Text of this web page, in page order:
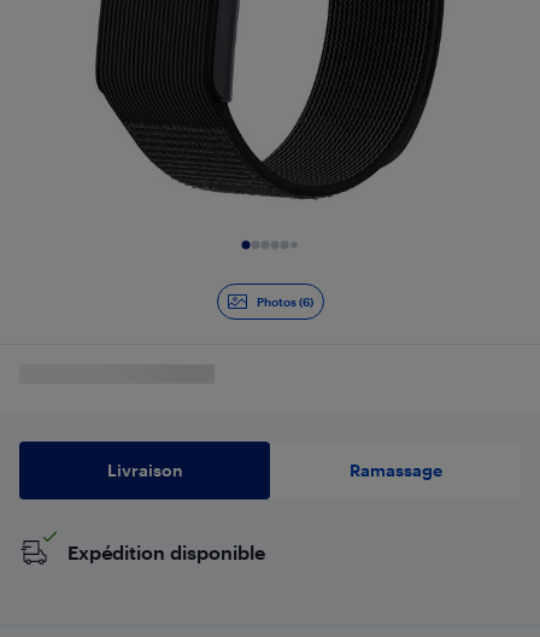
Photos (6)
Livraison Ramassage
Expédition disponible